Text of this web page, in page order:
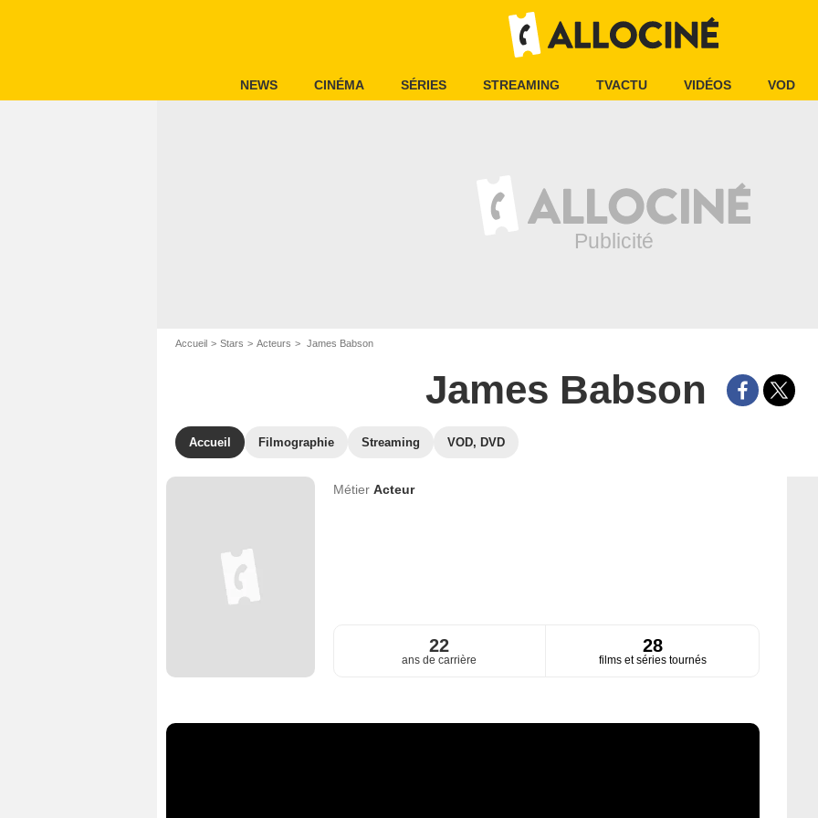
NEWS CINÉMA SÉRIES STREAMING TVACTU VIDÉOS VOD
Accueil Stars Acteurs James Babson
James Babson
Accueil Filmographie Streaming VOD, DVD
Métier Acteur
22
ans de carrière
28
films et séries tournés